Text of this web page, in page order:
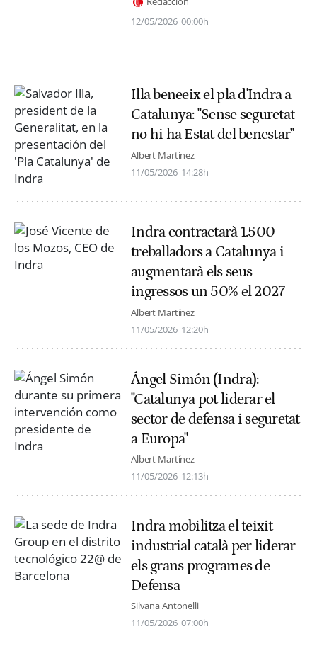
12/05/2026 00:00h
Illa beneeix el pla d'Indra a
Catalunya: "Sense seguretat
no hi ha Estat del benestar"
Albert Martínez
11/05/2026 14:28h
Indra contractarà 1.500
treballadors a Catalunya i
augmentarà els seus
ingressos un 50% el 2027
Albert Martínez
11/05/2026 12:20h
Ángel Simón (Indra):
"Catalunya pot liderar el
sector de defensa i seguretat
a Europa"
Albert Martínez
11/05/2026 12:13h
Indra mobilitza el teixit
industrial català per liderar
els grans programes de
Defensa
Silvana Antonelli
11/05/2026 07:00h